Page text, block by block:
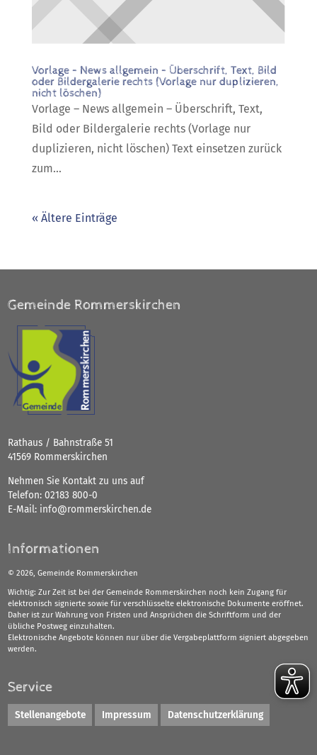
Vorlage – News allgemein – Überschrift, Text, Bild
oder Bildergalerie rechts (Vorlage nur duplizieren,
nicht löschen)
Vorlage – News allgemein – Überschrift, Text,
Bild oder Bildergalerie rechts (Vorlage nur
duplizieren, nicht löschen) Text einsetzen zurück
zum...
« Ältere Einträge
Gemeinde Rommerskirchen
Rathaus / Bahnstraße 51
41569 Rommerskirchen
Nehmen Sie Kontakt zu uns auf
Telefon: 02183 800-0
E-Mail: info@rommerskirchen.de
Informationen
©2026, Gemeinde Rommerskirchen
Wichtig: Zur Zeit ist bei der Gemeinde Rommerskirchen noch kein Zugang für
elektronisch signierte sowie für verschlüsselte elektronische Dokumente eröffnet.
Daher ist zur Wahrung von Fristen und Ansprüchen die Schriftform und der
übliche Postweg einzuhalten.
Elektronische Angebote können nur über die Vergabeplattform signiert abgegeben
werden.
Service
Stellenangebote Impressum Datenschutzerklärung